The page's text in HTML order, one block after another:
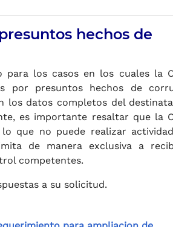
hechos de
para los casos en los cuales la
por presuntos hechos de
los datos completos del
es importante resaltar que la
que no puede realizar
de manera exclusiva a
competentes.
a su solicitud.